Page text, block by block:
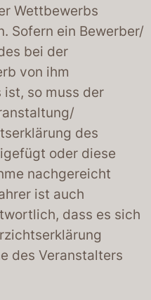
Wettbewerbs
Sofern ein Bewerber/
bei der
von ihm
so muss der
des
oder diese
nachgereicht
ist auch
dass es sich
des Veranstalters